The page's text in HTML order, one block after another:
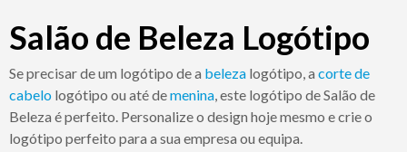
Salão de Beleza Logótipo
Se precisar de um logótipo de a beleza logótipo, a corte de
cabelo logótipo ou até demenina, este logótipo de Salão de
Beleza é perfeito. Personalize o design hoje mesmo e crie o
logótipo perfeito para a sua empresa ou equipa.